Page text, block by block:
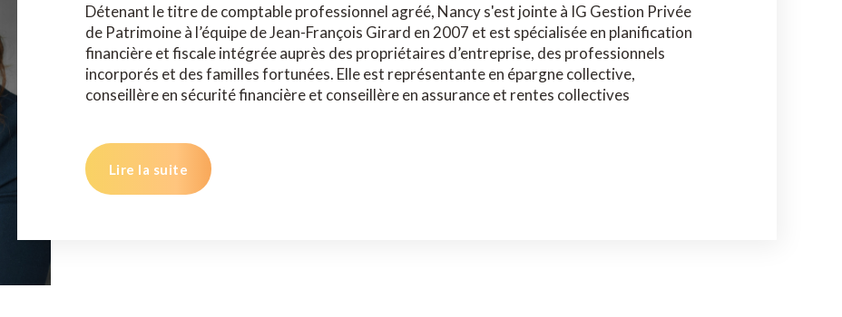
Détenant le titre de comptable professionnel agréé, Nancy s'est jointe à IG Gestion Privée
de Patrimoine à l’équipe de Jean-François Girard en 2007 et est spécialisée en planification
financière et fiscale intégrée auprès des propriétaires d’entreprise, des professionnels
incorporés et des familles fortunées. Elle est représentante en épargne collective,
conseillère en sécurité financière et conseillère en assurance et rentes collectives
Lire la suite